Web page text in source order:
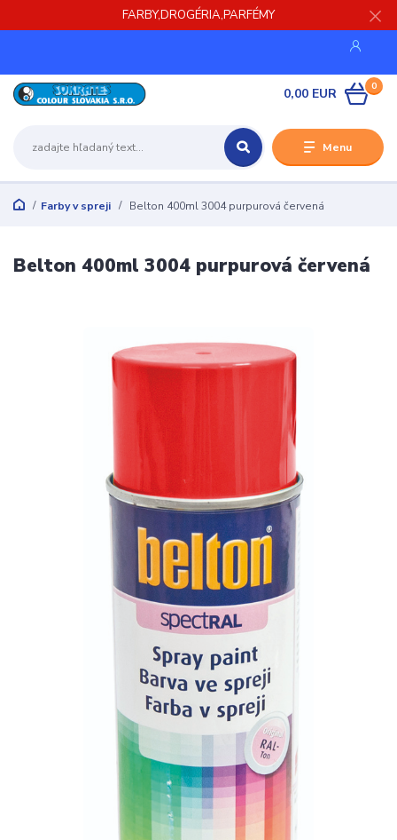
FARBY,DROGÉRIA,PARFÉMY
Menu
0
0,00 EUR
Farby v spreji Belton 400ml 3004 purpurová červená
Belton 400ml 3004 purpurová červená